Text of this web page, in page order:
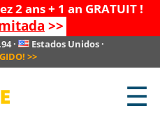
2 ans + 1 an GRATUIT !
>>
· Estados Unidos·
>>
☰